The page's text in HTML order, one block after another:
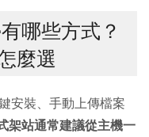
哪些方式？
麼選
安裝、手動上傳檔案
架站通常建議從主機一